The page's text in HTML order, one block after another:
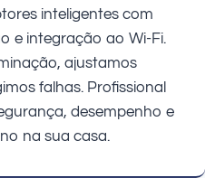
inteligentes com
e integração ao Wi-Fi.
ajustamos
falhas. Profissional
desempenho e
na sua casa.